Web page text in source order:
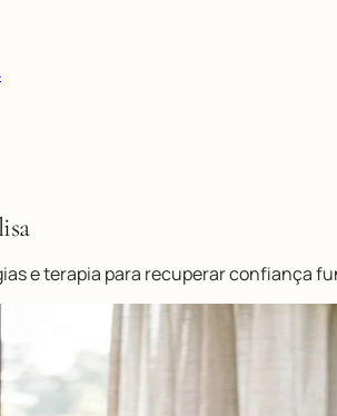
e terapia para recuperar confiança